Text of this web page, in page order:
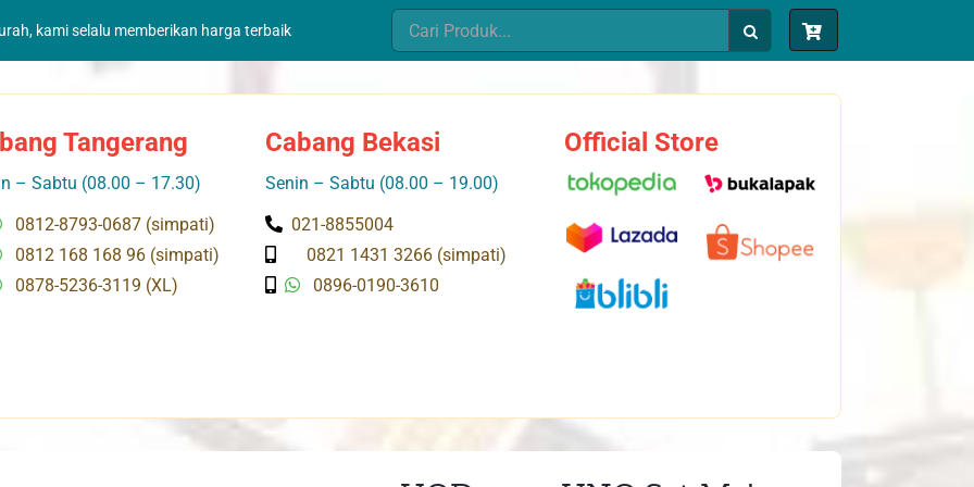
kami selalu memberikan harga terbaik
Search
for:
Tangerang
– Sabtu (08.00 – 17.30)
0812-8793-0687 (simpati)
0812 168 168 96 (simpati)
0878-5236-3119 (XL)
Cabang Bekasi
Senin – Sabtu (08.00 – 19.00)
021-8855004
0821 1431 3266 (simpati)
0896-0190-3610
Official Store